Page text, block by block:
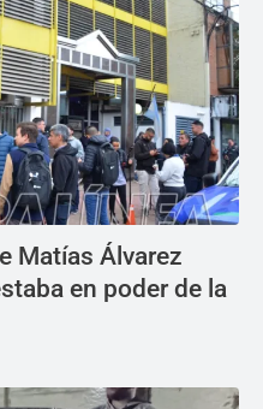
Matías Álvarez
en poder de la